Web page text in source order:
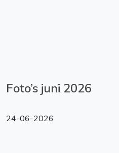
Foto’s juni 2026
24-06-2026